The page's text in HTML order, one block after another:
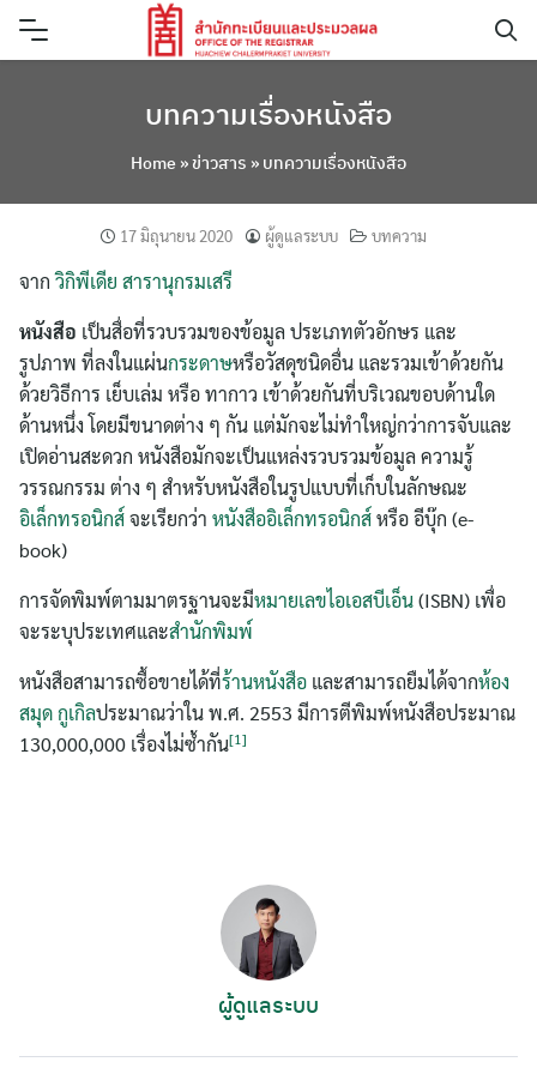
Skip
ค้นหา
บทความเรื่องหนังสือ
Home »ข่าวสาร » บทความเรื่องหนังสือ
17 มิถุนายน 2020 ผู้ดูแลระบบ บทความ
จากวิกิพีเดีย สารานุกรมเสรี
หนังสือ เป็นสื่อที่รวบรวมของข้อมูล ประเภทตัวอักษร และ
รูปภาพ ที่ลงในแผ่นกระดาษหรือวัสดุชนิดอื่น และรวมเข้าด้วยกัน
ด้วยวิธีการ เย็บเล่ม หรือ ทากาว เข้าด้วยกันที่บริเวณขอบด้านใด
ด้านหนึ่ง โดยมีขนาดต่าง ๆ กัน แต่มักจะไม่ทำใหญ่กว่าการจับและ
เปิดอ่านสะดวก หนังสือมักจะเป็นแหล่งรวบรวมข้อมูล ความรู้
วรรณกรรม ต่าง ๆ สำหรับหนังสือในรูปแบบที่เก็บในลักษณะ
อิเล็กทรอนิกส์จะเรียกว่า หนังสืออิเล็กทรอนิกส์หรือ อีบุ๊ก (e-
book)
การจัดพิมพ์ตามมาตรฐานจะมีหมายเลขไอเอสบีเอ็น(ISBN) เพื่อ
จะระบุประเทศและสำนักพิมพ์
หนังสือสามารถซื้อขายได้ที่ร้านหนังสือ และสามารถยืมได้จากห้อง
สมุดกูเกิลประมาณว่าใน พ.ศ. 2553 มีการตีพิมพ์หนังสือประมาณ
130,000,000 เรื่องไม่ซ้ำกัน[1]
ผู้ดูแลระบบ